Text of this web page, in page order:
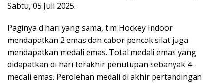
Sabtu, 05 Juli 2025.
Paginya dihari yang sama, tim Hockey Indoor
mendapatkan 2 emas dan cabor pencak silat juga
mendapatkan medali emas. Total medali emas yang
didapatkan di hari terakhir penutupan sebanyak 4
medali emas. Perolehan medali di akhir pertandingan